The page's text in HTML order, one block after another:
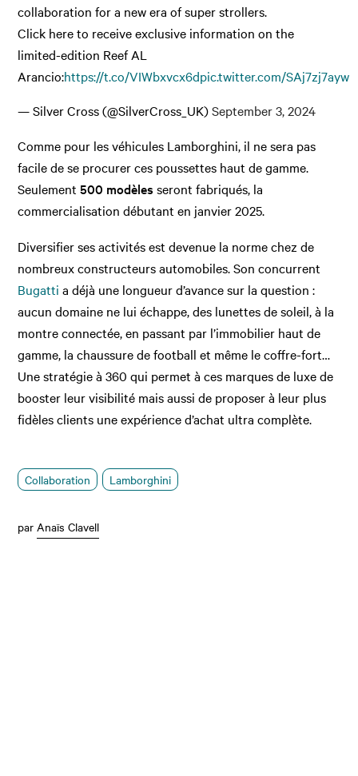
collaboration for a new era of super strollers.
Click here to receive exclusive information on the
limited-edition Reef AL
Arancio:https://t.co/VIWbxvcx6dpic.twitter.com/SAj7zj7ayw
— Silver Cross (@SilverCross_UK)September 3, 2024
Comme pour les véhicules Lamborghini, il ne sera pas
facile de se procurer ces poussettes haut de gamme.
Seulement500 modèles seront fabriqués, la
commercialisation débutant en janvier 2025.
Diversifier ses activités est devenue la norme chez de
nombreux constructeurs automobiles. Son concurrent
Bugatti a déjà une longueur d’avance sur la question :
aucun domaine ne lui échappe, des lunettes de soleil, à la
montre connectée, en passant par l’immobilier haut de
gamme, la chaussure de football et même le coffre-fort…
Une stratégie à 360 qui permet à ces marques de luxe de
booster leur visibilité mais aussi de proposer à leur plus
fidèles clients une expérience d’achat ultra complète.
Collaboration Lamborghini
parAnaïs Clavell